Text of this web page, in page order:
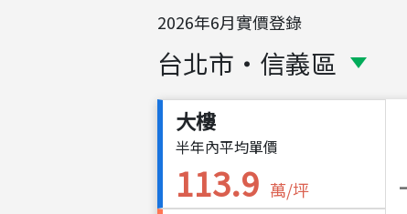
2026年6月實價登錄
台北市 ・ 信義區
大樓
半年內平均單價
113.9 萬/坪